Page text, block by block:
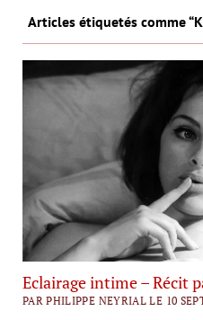
Articles étiquetés comme
Eclairage intime – Récit
PAR PHILIPPE NEYRIAL LE 10